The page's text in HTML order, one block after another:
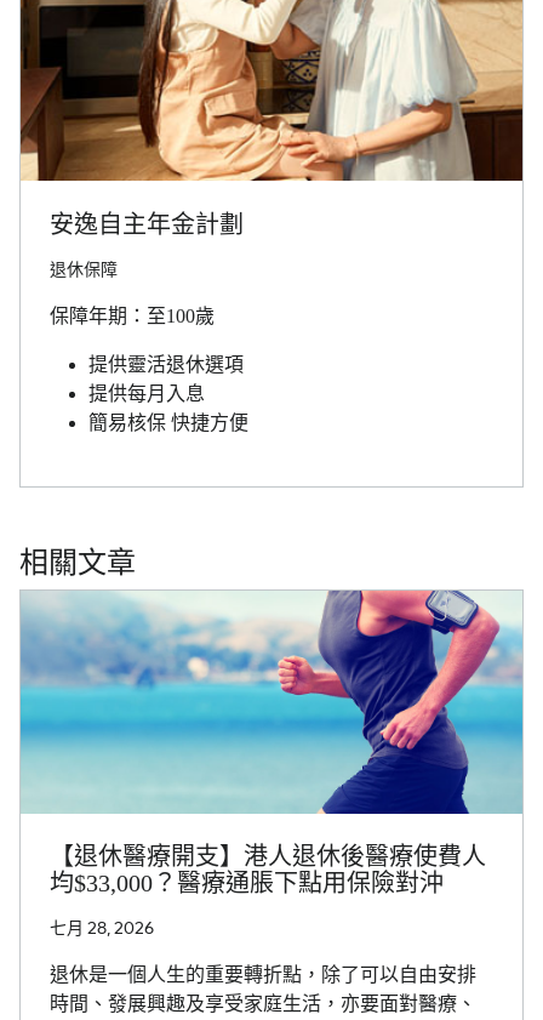
安逸自主年金計劃
退休保障
保障年期：至100歲
提供靈活退休選項
提供每月入息
簡易核保 快捷方便
相關文章
【退休醫療開支】港人退休後醫療使費人
均$33,000？醫療通脹下點用保險對沖
七月 28, 2026
退休是一個人生的重要轉折點，除了可以自由安排
時間、發展興趣及享受家庭生活，亦要面對醫療、